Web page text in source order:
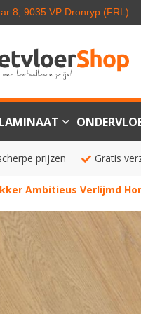
8, 9035 VP Dronryp (FRL)
LAMINAAT
prijzen Gratis
Ambitieus Verlijmd